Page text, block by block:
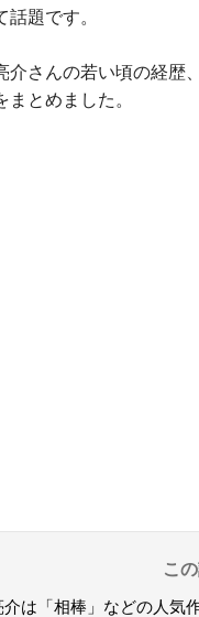
題です。
介さんの若い頃の経歴
とめました。
こ
介は「相棒」などの人気